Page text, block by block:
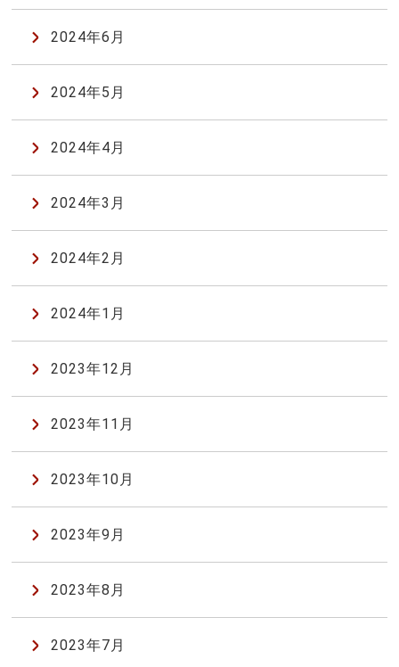
2024年6月
2024年5月
2024年4月
2024年3月
2024年2月
2024年1月
2023年12月
2023年11月
2023年10月
2023年9月
2023年8月
2023年7月